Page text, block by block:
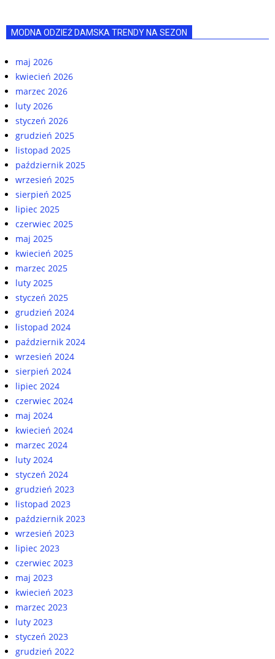
MODNA ODZIEŻ DAMSKA TRENDY NA SEZON
maj 2026
kwiecień 2026
marzec 2026
luty 2026
styczeń 2026
grudzień 2025
listopad 2025
październik 2025
wrzesień 2025
sierpień 2025
lipiec 2025
czerwiec 2025
maj 2025
kwiecień 2025
marzec 2025
luty 2025
styczeń 2025
grudzień 2024
listopad 2024
październik 2024
wrzesień 2024
sierpień 2024
lipiec 2024
czerwiec 2024
maj 2024
kwiecień 2024
marzec 2024
luty 2024
styczeń 2024
grudzień 2023
listopad 2023
październik 2023
wrzesień 2023
lipiec 2023
czerwiec 2023
maj 2023
kwiecień 2023
marzec 2023
luty 2023
styczeń 2023
grudzień 2022